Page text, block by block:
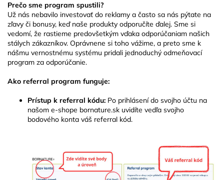
Prečo sme program spustili?
Už nás nebavilo investovať do reklamy a často sa nás pýtate na
zľavy či bonusy, keď naše produkty odporučíte ďalej. Sme si
vedomí, že rastieme predovšetkým vďaka odporúčaniam našich
stálych zákazníkov. Oprávnene si toho vážime, a preto sme k
nášmu vernostnému systému pridali jednoduchý odmeňovací
program za odporúčanie.
Ako referral program funguje:
Prístup k referral kódu: Po prihlásení do svojho účtu na
našom e-shope bornature.sk uvidíte vedľa svojho
bodového konta váš referral kód.